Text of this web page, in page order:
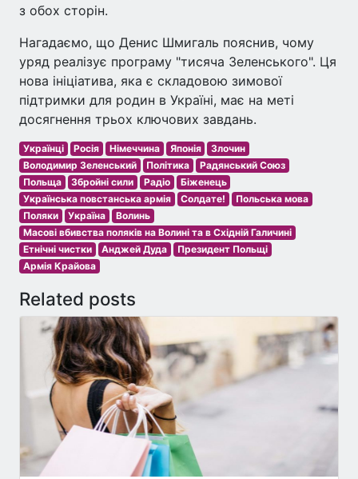
з обох сторін.
Нагадаємо, що Денис Шмигаль пояснив, чому
уряд реалізує програму "тисяча Зеленського". Ця
нова ініціатива, яка є складовою зимової
підтримки для родин в Україні, має на меті
досягнення трьох ключових завдань.
Українці Росія Німеччина Японія
Злочин
Володимир Зеленський
Політика
Радянський Союз
Польща
Збройні сили Радіо
Біженець
Українська повстанська армія
Солдате!
Польська мова
Поляки
Україна
Волинь
Масові вбивства поляків на Волині та в Східній Галичині
Етнічні чистки
Анджей Дуда
Президент Польщі
Армія Крайова
Related posts